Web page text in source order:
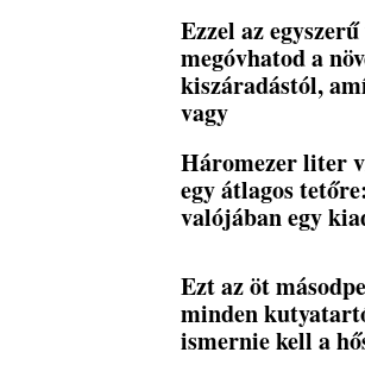
Ezzel az
megóvhatod a
kiszáradástól,
vagy
Háromezer liter
egy átlagos
valójában egy
Ezt az öt
minden
ismernie kell a